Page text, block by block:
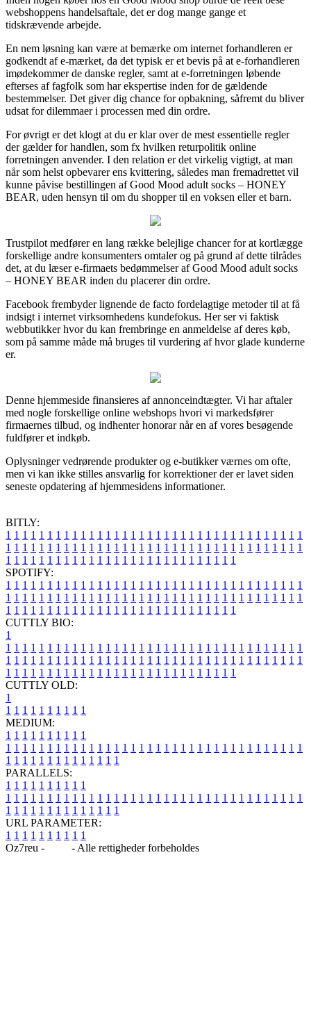
webshoppens handelsaftale, det er dog mange gange et
tidskrævende arbejde.
En nem løsning kan være at bemærke om internet forhandleren er
godkendt af e-mærket, da det typisk er et bevis på at e-forhandleren
imødekommer de danske regler, samt at e-forretningen løbende
efterses af fagfolk som har ekspertise inden for de gældende
bestemmelser. Det giver dig chance for opbakning, såfremt du bliver
udsat for dilemmaer i processen med din ordre.
For øvrigt er det klogt at du er klar over de mest essentielle regler
der gælder for handlen, som fx hvilken returpolitik online
forretningen anvender. I den relation er det virkelig vigtigt, at man
når som helst opbevarer ens kvittering, således man fremadrettet vil
kunne påvise bestillingen af Good Mood adult socks – HONEY
BEAR, uden hensyn til om du shopper til en voksen eller et barn.
Trustpilot medfører en lang række belejlige chancer for at kortlægge
forskellige andre konsumenters omtaler og på grund af dette tilrådes
det, at du læser e-firmaets bedømmelser af Good Mood adult socks
– HONEY BEAR inden du placerer din ordre.
Facebook frembyder lignende de facto fordelagtige metoder til at få
indsigt i internet virksomhedens kundefokus. Her ser vi faktisk
webbutikker hvor du kan frembringe en anmeldelse af deres køb,
som på samme måde må bruges til vurdering af hvor glade kunderne
er.
Denne hjemmeside finansieres af annonceindtægter. Vi har aftaler
med nogle forskellige online webshops hvori vi markedsfører
firmaernes tilbud, og indhenter honorar når en af vores besøgende
fuldfører et indkøb.
Oplysninger vedrørende produkter og e-butikker værnes om ofte,
men vi kan ikke stilles ansvarlig for korrektioner der er lavet siden
seneste opdatering af hjemmesidens informationer.
BITLY:
1 1 1 1 1 1 1 1 1 1 1 1 1 1 1 1 1 1 1 1 1 1 1 1 1 1 1 1 1 1 1 1 1 1 1 1
1 1 1 1 1 1 1 1 1 1 1 1 1 1 1 1 1 1 1 1 1 1 1 1 1 1 1 1 1 1 1 1 1 1 1 1
1 1 1 1 1 1 1 1 1 1 1 1 1 1 1 1 1 1 1 1 1 1 1 1 1 1 1 1
SPOTIFY:
1 1 1 1 1 1 1 1 1 1 1 1 1 1 1 1 1 1 1 1 1 1 1 1 1 1 1 1 1 1 1 1 1 1 1 1
1 1 1 1 1 1 1 1 1 1 1 1 1 1 1 1 1 1 1 1 1 1 1 1 1 1 1 1 1 1 1 1 1 1 1 1
1 1 1 1 1 1 1 1 1 1 1 1 1 1 1 1 1 1 1 1 1 1 1 1 1 1 1 1
CUTTLY BIO:
1
1 1 1 1 1 1 1 1 1 1 1 1 1 1 1 1 1 1 1 1 1 1 1 1 1 1 1 1 1 1 1 1 1 1 1 1
1 1 1 1 1 1 1 1 1 1 1 1 1 1 1 1 1 1 1 1 1 1 1 1 1 1 1 1 1 1 1 1 1 1 1 1
1 1 1 1 1 1 1 1 1 1 1 1 1 1 1 1 1 1 1 1 1 1 1 1 1 1 1 1
CUTTLY OLD:
1
1 1 1 1 1 1 1 1 1 1
MEDIUM:
1 1 1 1 1 1 1 1 1 1
1 1 1 1 1 1 1 1 1 1 1 1 1 1 1 1 1 1 1 1 1 1 1 1 1 1 1 1 1 1 1 1 1 1 1 1
1 1 1 1 1 1 1 1 1 1 1 1 1 1
PARALLELS:
1 1 1 1 1 1 1 1 1 1
1 1 1 1 1 1 1 1 1 1 1 1 1 1 1 1 1 1 1 1 1 1 1 1 1 1 1 1 1 1 1 1 1 1 1 1
1 1 1 1 1 1 1 1 1 1 1 1 1 1
URL PARAMETER:
1 1 1 1 1 1 1 1 1 1
Oz7reu -
- Alle rettigheder forbeholdes